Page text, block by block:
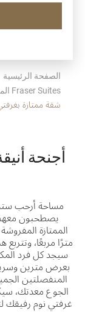
الصفحة الرئيسية
Fraser Suites المنطقة الدبلوماسية، البحرين
شقة ممتازة
أجنحة
مساحة أرحب
يصطحبون معهم
مترًا مربعًا،
سيجد كل فرد
بعرض مترين
المنفصلتين
الجوع معدتك،
غرفتي نوم رفيقك